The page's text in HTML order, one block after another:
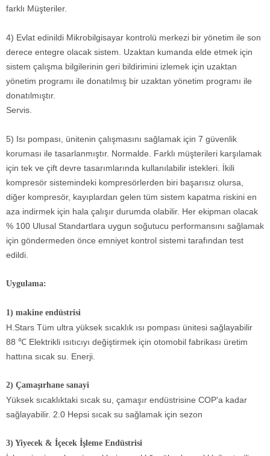
farklı Müşteriler.
4) Evlat edinildi Mikrobilgisayar kontrolü merkezi bir yönetim ile son
derece entegre olacak sistem. Uzaktan kumanda elde etmek için
sistem çalışma bilgilerinin geri bildirimini izlemek için uzaktan
yönetim programı ile donatılmış bir uzaktan yönetim programı ile
donatılmıştır.
Servis.
5) Isı pompası, ünitenin çalışmasını sağlamak için 7 güvenlik
koruması ile tasarlanmıştır. Normalde. Farklı müşterileri karşılamak
için tek ve çift devre tasarımlarında kullanılabilir istekleri. İkili
kompresör sistemindeki kompresörlerden biri başarısız olursa,
diğer kompresör, kayıplardan gelen tüm sistem kapatma riskini en
aza indirmek için hala çalışır durumda olabilir. Her ekipman olacak
% 100 Ulusal Standartlara uygun soğutucu performansını sağlamak
için göndermeden önce emniyet kontrol sistemi tarafından test
edildi.
Uygulama:
1) makine endüstrisi
H.Stars Tüm ultra yüksek sıcaklık ısı pompası ünitesi sağlayabilir
88 ℃ Elektrikli ısıtıcıyı değiştirmek için otomobil fabrikası üretim
hattına sıcak su. Enerji.
2) Çamaşırhane sanayi
Yüksek sıcaklıktaki sıcak su, çamaşır endüstrisine COP'a kadar
sağlayabilir. 2.0 Hepsi sıcak su sağlamak için sezon
3) Yiyecek & İçecek İşleme Endüstrisi